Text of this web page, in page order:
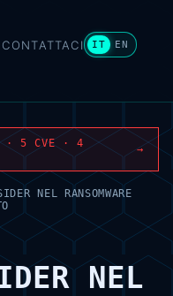
CONTATTACI IT EN
· 5 CVE · 4
→
NEL RANSOMWARE
NEL